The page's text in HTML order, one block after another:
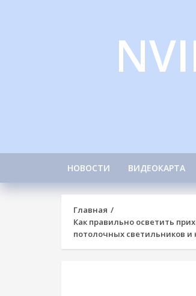
НОВОСТИ ВИДЕОКАРТА
Главная
Как правильно осветить
потолочных светильников и